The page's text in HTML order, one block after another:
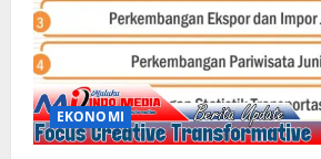
EKONOMI